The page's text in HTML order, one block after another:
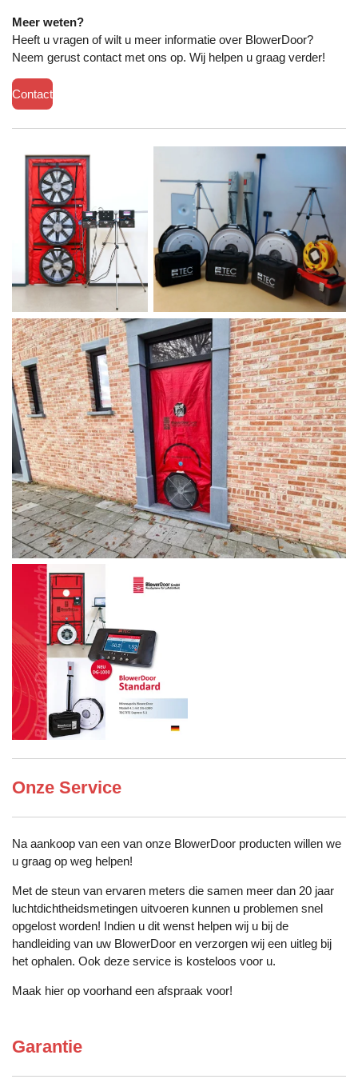
Meer weten?
Heeft u vragen of wilt u meer informatie over BlowerDoor?
Neem gerust contact met ons op. Wij helpen u graag verder!
Contact
Onze Service
Na aankoop van een van onze BlowerDoor producten willen we
u graag op weg helpen!
Met de steun van ervaren meters die samen meer dan 20 jaar
luchtdichtheidsmetingen uitvoeren kunnen u problemen snel
opgelost worden! Indien u dit wenst helpen wij u bij de
handleiding van uw BlowerDoor en verzorgen wij een uitleg bij
het ophalen. Ook deze service is kosteloos voor u.
Maak hier op voorhand een afspraak voor!
Garantie